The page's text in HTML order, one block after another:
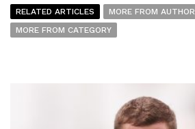
RELATED ARTICLES
MORE FROM AUTHOR
MORE FROM CATEGORY